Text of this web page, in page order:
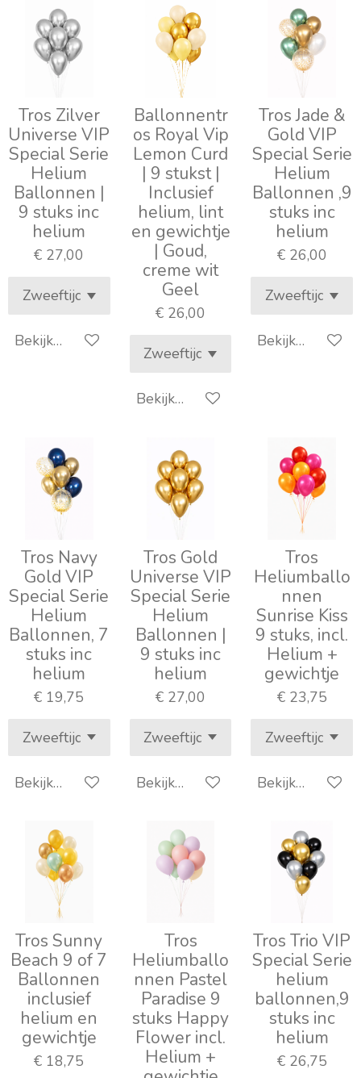
Tros Zilver
Universe VIP
Special Serie
Helium
Ballonnen |
9 stuks inc
helium
€ 27,00
Bekijk details
Ballonnentr
os Royal Vip
Lemon Curd
| 9 stukst |
Inclusief
helium, lint
en gewichtje
| Goud,
creme wit
Geel
€ 26,00
Bekijk details
Tros Jade &
Gold VIP
Special Serie
Helium
Ballonnen ,9
stuks inc
helium
€ 26,00
Bekijk details
Tros Navy
Gold VIP
Special Serie
Helium
Ballonnen, 7
stuks inc
helium
€ 19,75
Bekijk details
Tros Gold
Universe VIP
Special Serie
Helium
Ballonnen |
9 stuks inc
helium
€ 27,00
Bekijk details
Tros
Heliumballo
nnen
Sunrise Kiss
9 stuks, incl.
Helium +
gewichtje
€ 23,75
Bekijk details
Tros Sunny
Beach 9 of 7
Ballonnen
inclusief
helium en
gewichtje
€ 18,75
Tros
Heliumballo
nnen Pastel
Paradise 9
stuks Happy
Flower incl.
Helium +
Tros Trio VIP
Special Serie
helium
ballonnen,9
stuks inc
helium
€ 26,75